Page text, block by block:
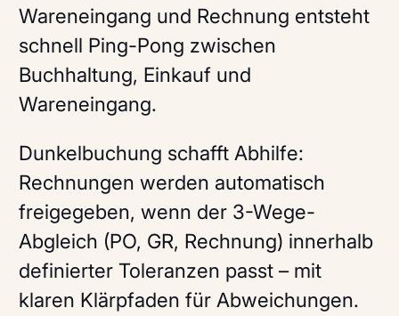
Wareneingang und Rechnung entsteht
schnell Ping-Pong zwischen
Buchhaltung, Einkauf und
Wareneingang.
Dunkelbuchung schafft Abhilfe:
Rechnungen werden automatisch
freigegeben, wenn der 3-Wege-
Abgleich (PO, GR, Rechnung) innerhalb
definierter Toleranzen passt – mit
klaren Klärpfaden für Abweichungen.